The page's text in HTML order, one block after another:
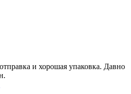
и хорошая упаковка. Давно